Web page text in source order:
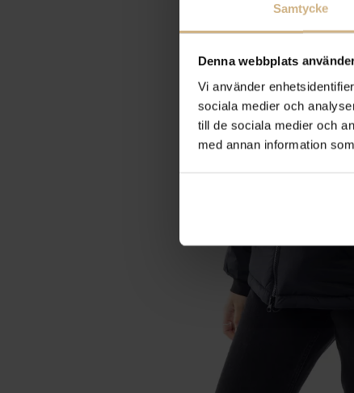
Samtycke
Denna webbplats
Vi använder
sociala medier och
till de sociala medier och
med annan information